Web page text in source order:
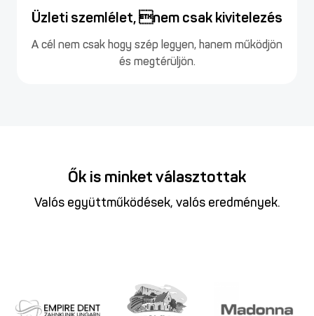
Üzleti szemlélet, nem csak kivitelezés
A cél nem csak hogy szép legyen, hanem működjön
és megtérüljön.
Ők is minket választottak
Valós együttműködések, valós eredmények.